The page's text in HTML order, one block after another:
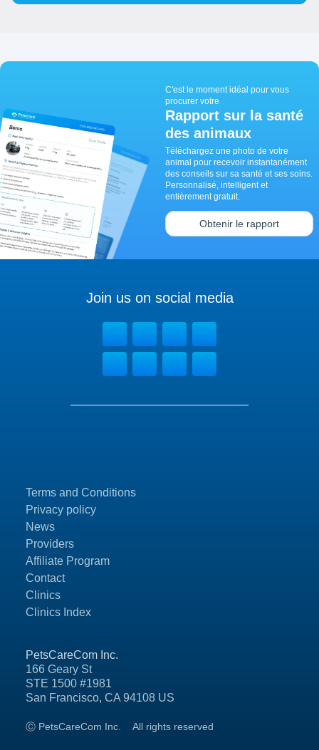
C'est le moment idéal pour vous
procurer votre
Rapport sur la santé
des animaux
Téléchargez une photo de votre
animal pour recevoir instantanément
des conseils sur sa santé et ses soins.
Personnalisé, intelligent et
entièrement gratuit.
Obtenir le rapport
PetsCareCom Inc.
166 Geary St
STE 1500 #1981
San Francisco, CA 94108 US
Ⓒ PetsCareCom Inc. All rights reserved
Terms and Conditions
Privacy policy
News
Providers
Affiliate Program
Contact
Clinics
Clinics Index
Join us on social media